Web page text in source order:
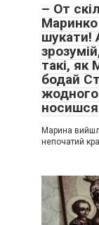
– От
Маринко
шукати!
такі, як
бодай
жодного
Марина
непочатий